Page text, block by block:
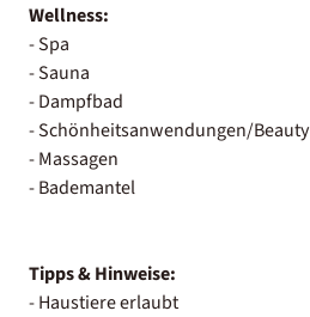
Wellness:
- Spa
- Sauna
- Dampfbad
- Schönheitsanwendungen/Beauty
- Massagen
- Bademantel
Tipps & Hinweise:
- Haustiere erlaubt